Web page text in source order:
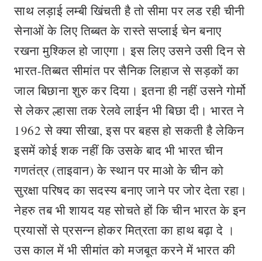
साथ लड़ाई लम्बी खिंचती है तो सीमा पर लड रही चीनी
सेनाओं के लिए तिब्बत के रास्ते सप्लाई चेन बनाए
रखना मुश्किल हो जाएगा। इस लिए उसने उसी दिन से
भारत-तिब्बत सीमांत पर सैनिक लिहाज से सड़कों का
जाल बिछाना शुरु कर दिया। इतना ही नहीं उसने गोर्मो
से लेकर ल्हासा तक रेलवे लाईन भी बिछा दी। भारत ने
1962 से क्या सीखा, इस पर बहस हो सकती है लेकिन
इसमें कोई शक नहीं कि उसके बाद भी भारत चीन
गणतंत्र (ताइवान) के स्थान पर माओ के चीन को
सुरक्षा परिषद का सदस्य बनाए जाने पर जोर देता रहा।
नेहरु तब भी शायद यह सोचते हों कि चीन भारत के इन
प्रयासों से प्रसन्न होकर मित्रता का हाथ बढ़ा दे ।
उस काल में भी सीमांत को मजबूत करने में भारत की